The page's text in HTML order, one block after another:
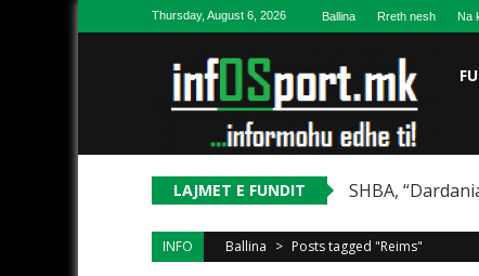
Skip to contentThursday, August 6, 2026 Ballina Rreth nesh Na
LAJMET E FUNDIT SHBA,
INFO Ballina > Posts tagged "Reims"